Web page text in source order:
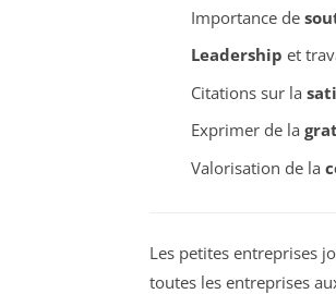
Importance de
Leadership et
Citations sur la
Exprimer de la
Valorisation de la
Les petites entreprises
toutes les entreprises